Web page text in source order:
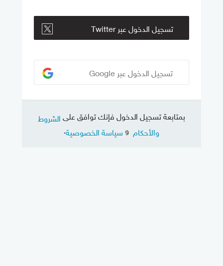
تسجيل الدخول عبر Twitter
تسجيل الدخول عبر Google
بمتابعة تسجيل الدخول فإنك توافق علىالشروط
والأحكام و سياسة الخصوصية.